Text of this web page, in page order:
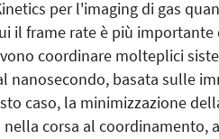
per l'imaging di gas
il frame rate è più
coordinare molteplici
nanosecondo, basata sulle
caso, la minimizzazione
corsa al coordinamento,